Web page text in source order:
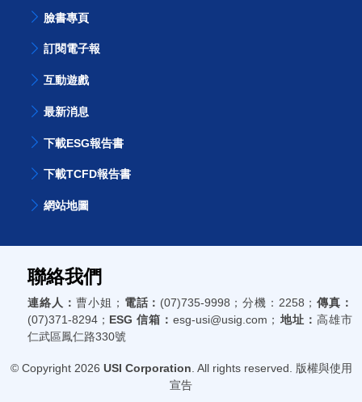
臉書專頁
訂閱電子報
互動遊戲
最新消息
下載ESG報告書
下載TCFD報告書
網站地圖
聯絡我們
連絡人： 曹小姐； 電話： (07)735-9998；分機：2258； 傳真：
(07)371-8294； ESG 信箱：esg-usi@usig.com； 地址： 高雄市
仁武區鳳仁路330號
© Copyright 2026 USI Corporation . All rights reserved. 版權與使用
宣告